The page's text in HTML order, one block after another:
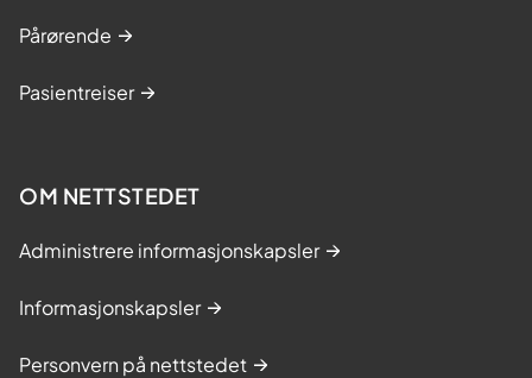
Pårørende
Pasientreiser
OM NETTSTEDET
Administrere informasjonskapsler
Informasjonskapsler
Personvern på nettstedet